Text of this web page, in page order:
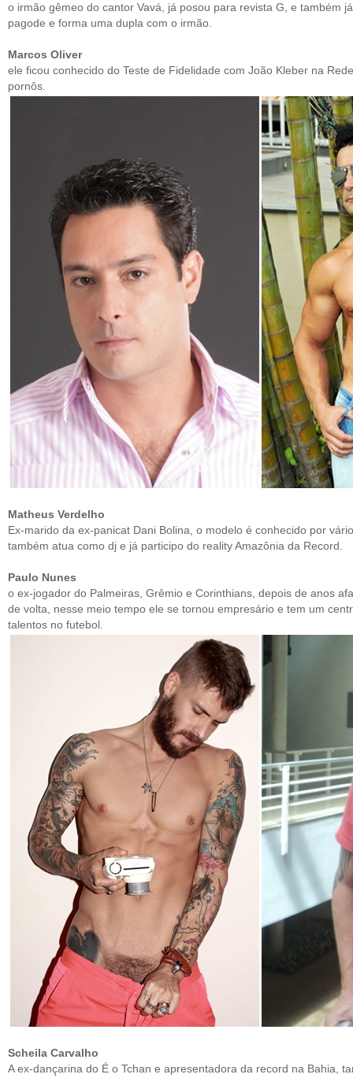
o irmão gêmeo do cantor Vavá, já posou para revista G, e também
pagode e forma uma dupla com o irmão.
Marcos Oliver
ele ficou conhecido do Teste de Fidelidade com João Kleber na
pornôs.
Matheus Verdelho
Ex-marido da ex-panicat Dani Bolina, o modelo é conhecido por
também atua como dj e já participo do reality Amazônia da Record.
Paulo Nunes
o ex-jogador do Palmeiras, Grêmio e Corinthians, depois de anos
de volta, nesse meio tempo ele se tornou empresário e tem um
talentos no futebol.
Scheila Carvalho
A ex-dançarina do É o Tchan e apresentadora da record na Bahia,